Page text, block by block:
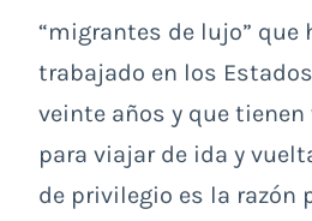
“migrantes de lujo” que
trabajado en los
veinte años y que
para viajar de ida y
de privilegio es la razón